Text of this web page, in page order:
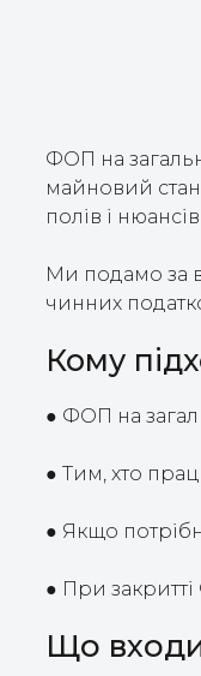
ФОП на
майновий
полів і
Ми подамо за
чинних
Кому
● ФОП на
● Тим, хто
● Якщо
● При закритті
Що